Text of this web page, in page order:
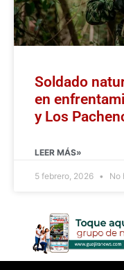
Soldado
en
y Los
LEER MÁS»
5 febrero, 2026 No